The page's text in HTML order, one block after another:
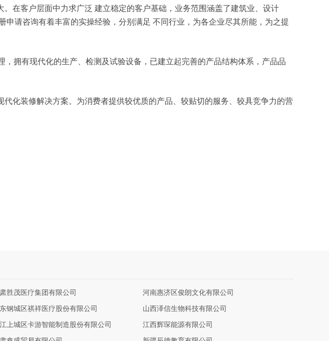
在客户层面中力求广泛 建立稳定的客户基础，业务范围涵盖了建筑业、设计
请咨询有着丰富的实操经验，分别满足 不同行业，为各企业尽其所能，为之提
拥有现代化的生产、检测及试验设备，已建立起完善的产品结构体系，产品品
化装修解决方案。为消费者提供较优质的产品、较贴切的服务、较具竞争力的营
胜茂医疗集团有限公司 河南惠济区俊朗文化有限公司
钢城区祺祥医疗股份有限公司 山西泽信生物科技有限公司
上城区卡游智能制造股份有限公司 江西辉琛能源有限公司